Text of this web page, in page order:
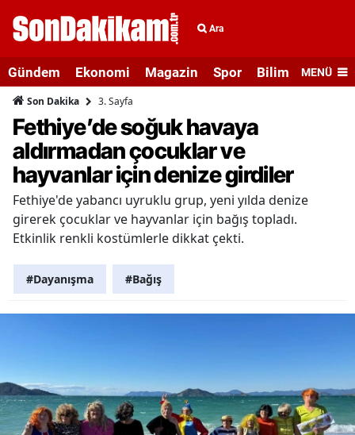
Ara
Gündem Ekonomi Magazin Spor Bilim veMENÜ
Son Dakika 3. Sayfa
Fethiye’de soğuk havaya
aldırmadan çocuklar ve
hayvanlar için denize girdiler
Fethiye'de yabancı uyruklu grup, yeni yılda denize
girerek çocuklar ve hayvanlar için bağış topladı.
Etkinlik renkli kostümlerle dikkat çekti.
#Dayanışma #Bağış